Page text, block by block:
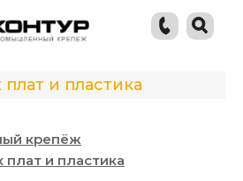
и пластика
крепёж
и пластика